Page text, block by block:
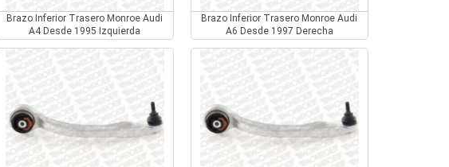
Brazo Inferior Trasero Monroe Audi
A4 Desde 1995 Izquierda
Brazo Inferior Trasero Monroe Audi
A6 Desde 1997 Derecha